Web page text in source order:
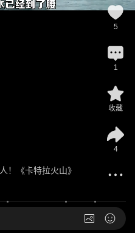
！《卡特拉火山》
5
1
收藏
4